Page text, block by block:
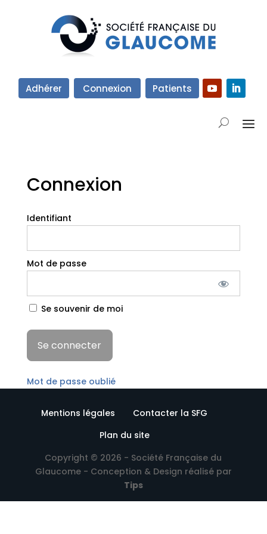
Adhérer Connexion Patients
Connexion
Identifiant
Mot de passe
Se souvenir de moi
Mot de passe oublié
Mentions légales
Contacter la SFG
Plan du site
Copyright © 2026 - Société Française du
Glaucome - Conception & Design réalisé par
Tips